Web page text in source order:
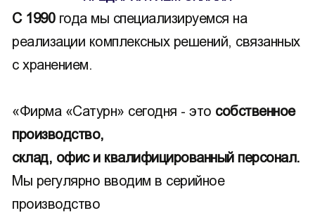
С 1990 года мы специализируемся на
реализации комплексных решений, связанных
с хранением.
«Фирма «Сатурн» сегодня - это собственное
производство,
склад, офис и квалифицированный персонал.
Мы регулярно вводим в серийное
производство